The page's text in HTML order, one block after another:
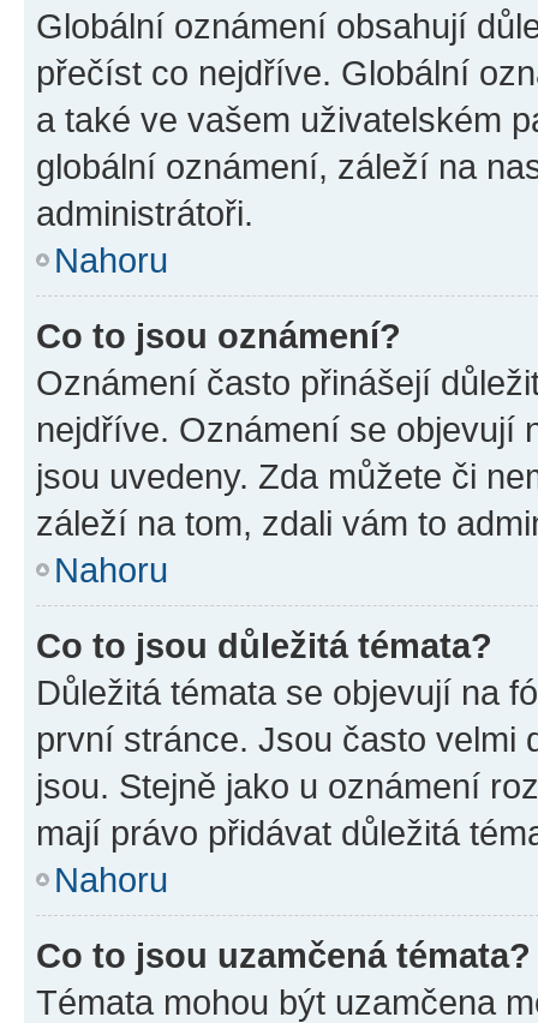
Globální oznámení obsahují
přečíst co nejdříve. Globální
a také ve vašem uživatelském
globální oznámení, záleží na
administrátoři.
Nahoru
Co to jsou oznámení?
Oznámení často přinášejí
nejdříve. Oznámení se objevují
jsou uvedeny. Zda můžete či
záleží na tom, zdali vám to
Nahoru
Co to jsou důležitá témata?
Důležitá témata se objevují na
první stránce. Jsou často velmi
jsou. Stejně jako u oznámení
mají právo přidávat důležitá
Nahoru
Co to jsou uzamčená témata?
Témata mohou být uzamčena